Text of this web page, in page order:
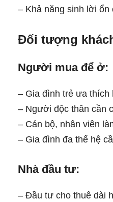
– Khả năng sinh lời ổn
Đối tượng
Người mua để ở:
– Gia đình trẻ ưa thích
– Người độc thân cần
– Cán bộ, nhân viên
– Gia đình đa thế hệ
Nhà đầu tư:
– Đầu tư cho thuê dài